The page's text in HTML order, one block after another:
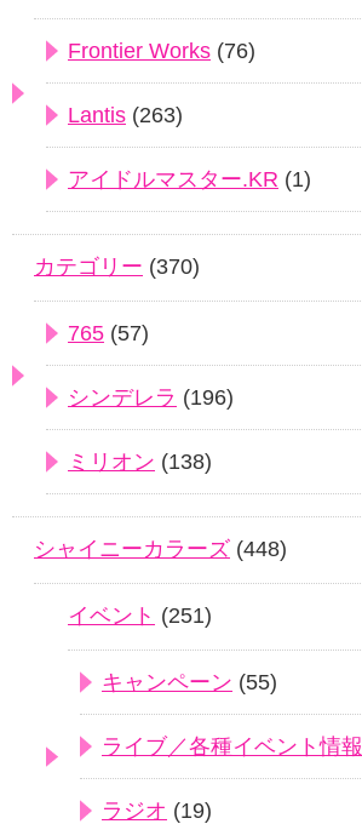
Frontier Works (76)
Lantis (263)
アイドルマスター.KR (1)
カテゴリー (370)
765 (57)
シンデレラ (196)
ミリオン (138)
シャイニーカラーズ (448)
イベント (251)
キャンペーン (55)
ライブ／各種イベント情報
ラジオ (19)